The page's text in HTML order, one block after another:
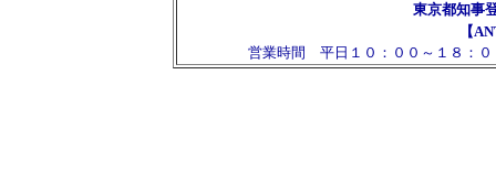
東京都知事
【
営業時間 平日１０：００～１８：